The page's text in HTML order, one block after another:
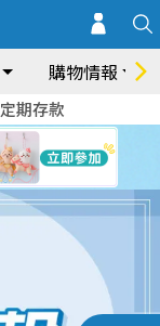
購物情報
定期存款